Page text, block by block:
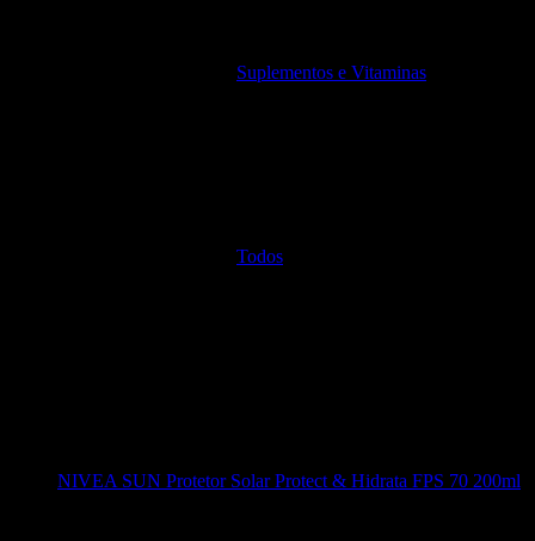
Suplementos e Vitaminas
Todos
NIVEA SUN Protetor Solar Protect & Hidrata FPS 70 200ml